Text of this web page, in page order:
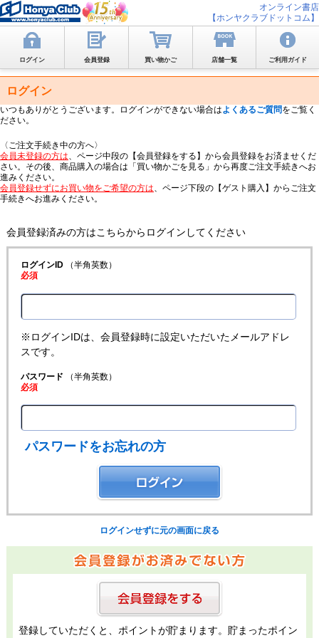
オンライン書店
【ホンヤクラブドットコム】
ログイン 会員登録 買い物かご 店舗一覧 ご利用ガイド
ログイン
いつもありがとうございます。ログインができない場合はよくあるご質問をご覧く
ださい。
〈ご注文手続き中の方へ〉
会員未登録の方は、ページ中段の【会員登録をする】から会員登録をお済ませくだ
さい。その後、商品購入の場合は「買い物かごを見る」から再度ご注文手続きへお
進みください。
会員登録せずにお買い物をご希望の方は、ページ下段の【ゲスト購入】からご注文
手続きへお進みください。
会員登録済みの方はこちらからログインしてください
ログインID（半角英数）
必須
※ログインIDは、会員登録時に設定いただいたメールアドレ
スです。
パスワード （半角英数）
必須
パスワードをお忘れの方
ログインせずに元の画面に戻る
登録していただくと、ポイントが貯まります。貯まったポイン